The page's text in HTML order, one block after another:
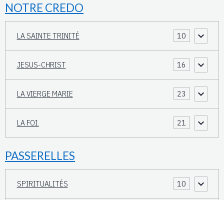
NOTRE CREDO
LA SAINTE TRINITÉ 10
JESUS-CHRIST 16
LA VIERGE MARIE 23
LA FOI. 21
PASSERELLES
SPIRITUALITÉS 10